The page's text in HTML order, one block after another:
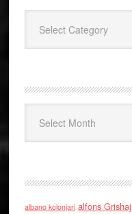
albano kolonjari alfons Grishaj